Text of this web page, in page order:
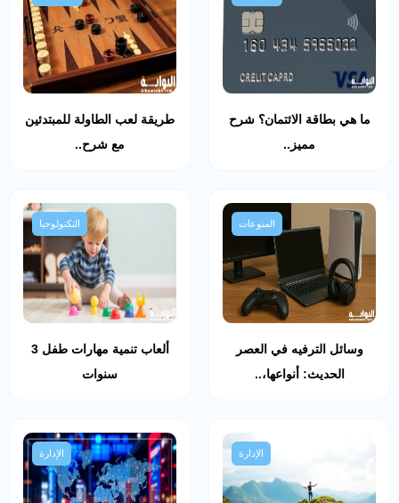
ما هي بطاقة الائتمان؟ شرح
مميز..
طريقة لعب الطاولة للمبتدئين
مع شرح..
المنوعات
وسائل الترفيه في العصر
الحديث: أنواعها،..
التكنولوجيا
ألعاب تنمية مهارات طفل 3
سنوات
الإدارة الإدارة